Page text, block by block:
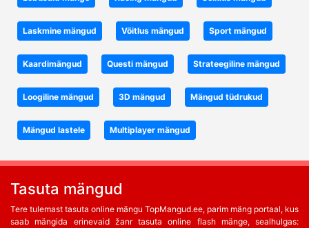
Laskmine mängud Võitlus mängud Sport mängud
Kaardimängud Questi mängud Strateegiline mängud
Loogiline mängud 3D mängud Mängud tüdrukud
Mängud lastele Multiplayer mängud
Tasuta mängud
Tere tulemast tasuta online mängu TopMangud.ee, parim mäng portaal, kus
saab mängida erinevaid žanr tasuta online flash mänge, sealhulgas: